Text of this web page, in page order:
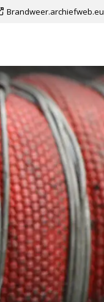
Dit
externe
pagina
Brandweer.archiefweb.eu